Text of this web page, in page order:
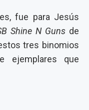
fue para Jesús
Shine N Guns de
tres binomios
ejemplares que